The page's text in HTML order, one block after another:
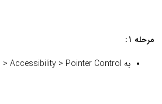
مرحله 1:
به Settings > Accessibility > Pointer Control بروید.